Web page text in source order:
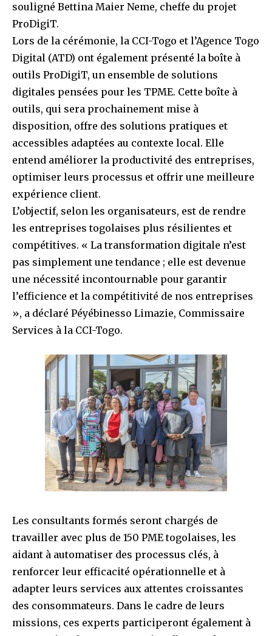
souligné Bettina Maier Neme, cheffe du projet
ProDigiT.
Lors de la cérémonie, la CCI-Togo et l’Agence Togo
Digital (ATD) ont également présenté la boîte à
outils ProDigiT, un ensemble de solutions
digitales pensées pour les TPME. Cette boîte à
outils, qui sera prochainement mise à
disposition, offre des solutions pratiques et
accessibles adaptées au contexte local. Elle
entend améliorer la productivité des entreprises,
optimiser leurs processus et offrir une meilleure
expérience client.
L’objectif, selon les organisateurs, est de rendre
les entreprises togolaises plus résilientes et
compétitives. « La transformation digitale n’est
pas simplement une tendance ; elle est devenue
une nécessité incontournable pour garantir
l’efficience et la compétitivité de nos entreprises
», a déclaré Péyébinesso Limazie, Commissaire
Services à la CCI-Togo.
Les consultants formés seront chargés de
travailler avec plus de 150 PME togolaises, les
aidant à automatiser des processus clés, à
renforcer leur efficacité opérationnelle et à
adapter leurs services aux attentes croissantes
des consommateurs. Dans le cadre de leurs
missions, ces experts participeront également à